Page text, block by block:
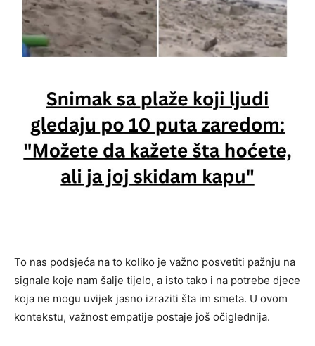
To nas podsjeća na to koliko je važno posvetiti pažnju na
signale koje nam šalje tijelo, a isto tako i na potrebe djece
koja ne mogu uvijek jasno izraziti šta im smeta. U ovom
kontekstu, važnost empatije postaje još očiglednija.